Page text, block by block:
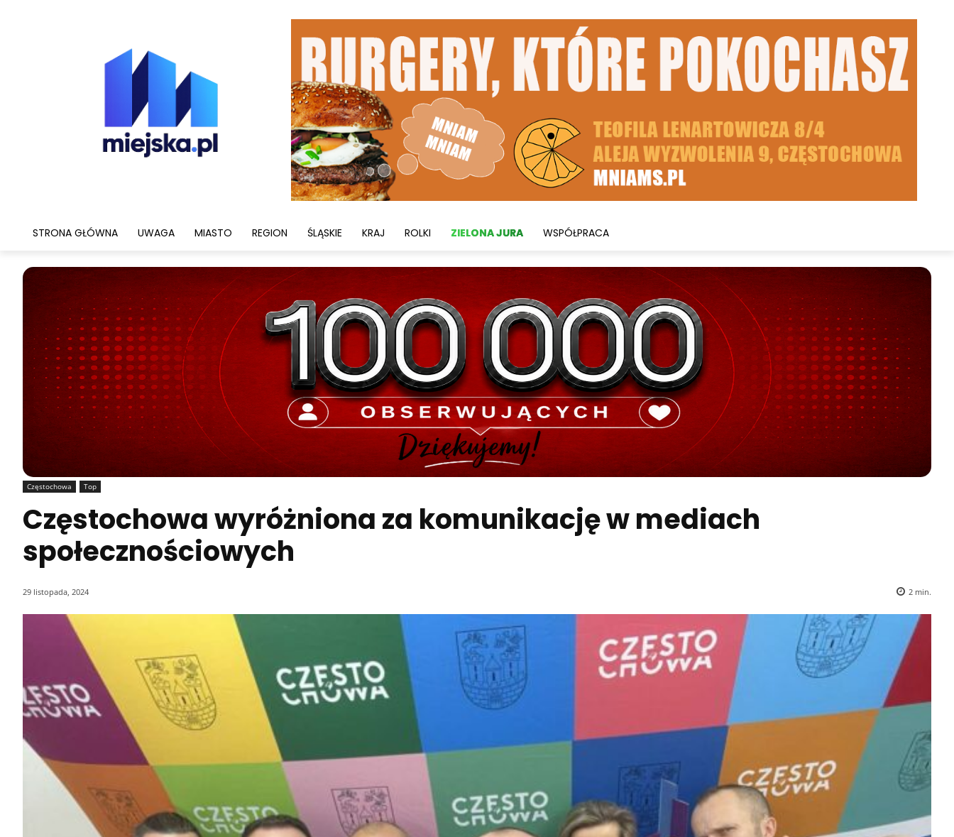
STRONA GŁÓWNA UWAGA MIASTO REGION ŚLĄSKIE KRAJ ROLKI ZIELONA JURA WSPÓŁPRACA
Częstochowa Top
Częstochowa wyróżniona za komunikację w mediach
społecznościowych
29 listopada, 2024 2 min.